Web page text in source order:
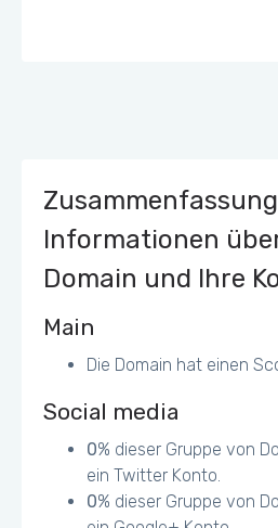
Informationen
Domain und Ihre
Main
Die Domain hat einen
Social media
0% dieser Gruppe von
ein Twitter Konto.
0% dieser Gruppe von